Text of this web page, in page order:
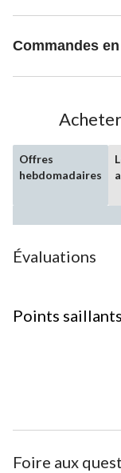
Commandes
Offres
hebdomadaires
Évaluations
Points
Foire aux